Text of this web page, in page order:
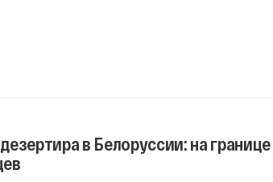
в Белоруссии: на границе